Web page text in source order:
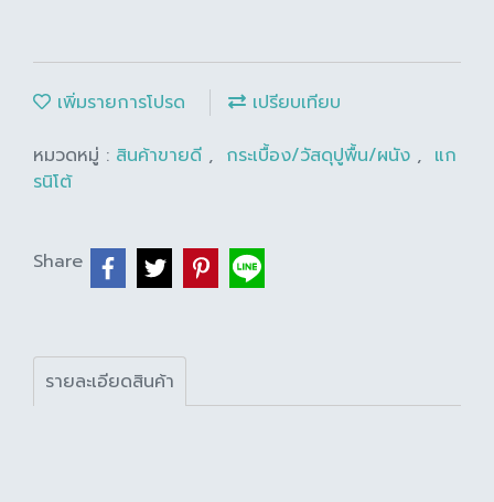
เพิ่มรายการโปรด
เปรียบเทียบ
หมวดหมู่ : สินค้าขายดี , กระเบื้อง/วัสดุปูพื้น/ผนัง , แก
รนิโต้
Share
รายละเอียดสินค้า